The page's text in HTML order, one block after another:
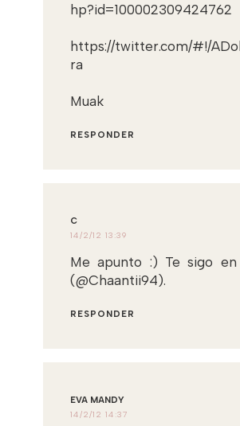
hp?id=100002309424762
https://twitter.com/#!/
ra
Muak
RESPONDER
C
14/2/12 13:39
Me apunto :) Te sigo
(@Chaantii94).
RESPONDER
EVA MANDY
14/2/12 14:37